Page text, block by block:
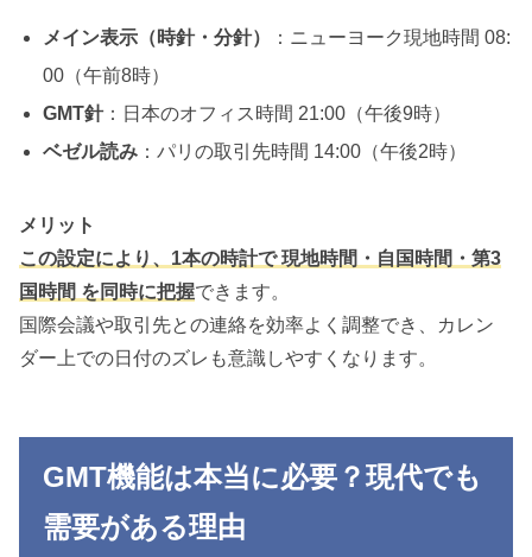
メイン表示（時針・分針）
：ニューヨーク現地時間 08:
00（午前8時）
GMT針：日本のオフィス時間 21:00（午後9時）
ベゼル読み ：パリの取引先時間 14:00（午後2時）
メリット
この設定により、1本の時計で 現地時間・自国時間・第3
国時間 を同時に把握できます。
国際会議や取引先との連絡を効率よく調整でき、カレン
ダー上での日付のズレも意識しやすくなります。
GMT機能は本当に必要？現代でも
需要がある理由